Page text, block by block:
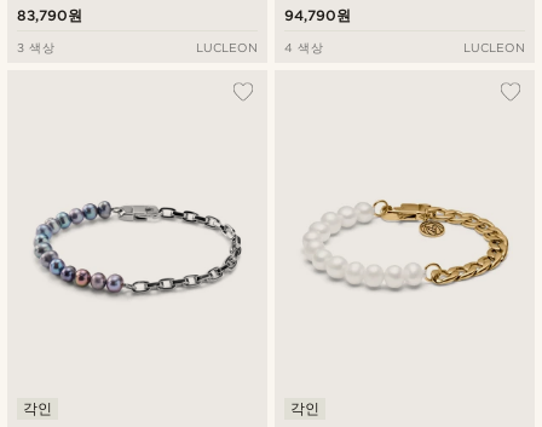
83,790원
3 색상 LUCLEON
94,790원
4 색상 LUCLEON
각인 각인